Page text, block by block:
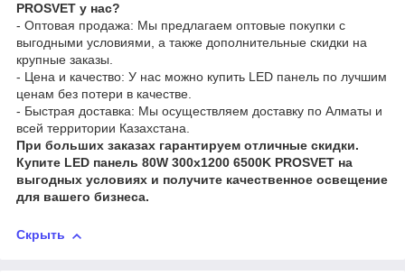
PROSVET у нас?
- Оптовая продажа: Мы предлагаем оптовые покупки с
выгодными условиями, а также дополнительные скидки на
крупные заказы.
- Цена и качество: У нас можно купить LED панель по лучшим
ценам без потери в качестве.
- Быстрая доставка: Мы осуществляем доставку по Алматы и
всей территории Казахстана.
При больших заказах гарантируем отличные скидки.
Купите LED панель 80W 300x1200 6500K PROSVET на
выгодных условиях и получите качественное освещение
для вашего бизнеса.
Скрыть